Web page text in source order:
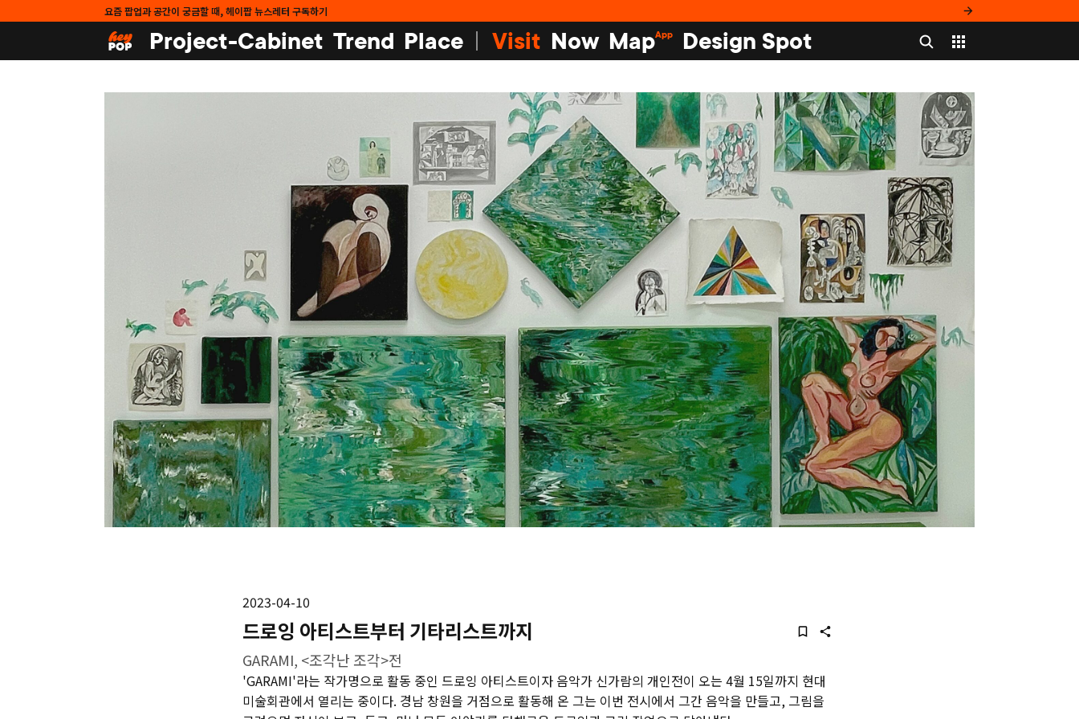
요즘 팝업과 공간이 궁금할 때, 헤이팝 뉴스레터 구독하기
Project-Cabinet Trend Place Visit Now MapApp Design Spot
2023-04-10
드로잉 아티스트부터 기타리스트까지
GARAMI, <조각난 조각>전
'GARAMI'라는 작가명으로 활동 중인 드로잉 아티스트이자 음악가 신가람의 개인전이 오는 4월 15일까지 현대
미술회관에서 열리는 중이다. 경남 창원을 거점으로 활동해 온 그는 이번 전시에서 그간 음악을 만들고, 그림을